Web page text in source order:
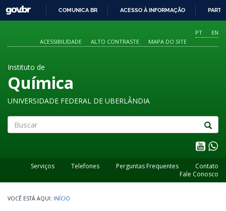
O
CONTEÚDO
GOVBR
COMUNICA BR ACESSO À INFORMAÇÃO
PT
EN
ACESSIBILIDADE
ALTO CONTRASTE MAPA DO SITE
Instituto de
Química
UNIVERSIDADE FEDERAL DE UBERLÂNDIA
Serviços Telefones Perguntas Frequentes
Contato
Fale Conosco
INÍCIO